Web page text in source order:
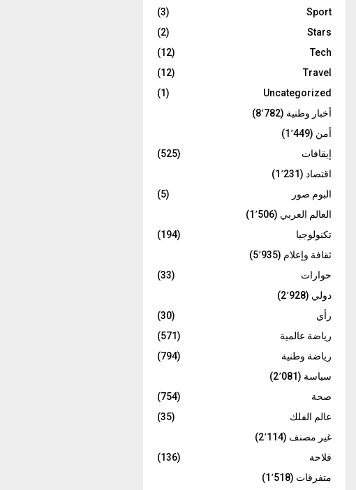
Sport
(3)
Stars
(2)
Tech
(12)
Travel
(12)
Uncategorized
(1)
أخبار وطنية (8٬782)
أمن (1٬449)
إيقافات
(525)
اقتصاد (1٬231)
البوم صور
(5)
العالم العربي (1٬506)
تكنولوجيا
(194)
ثقافة وإعلام (5٬935)
حوارات
(33)
دولي (2٬928)
رأي
(30)
رياضة عالمية
(571)
رياضة وطنية
(794)
سياسة (2٬081)
صحة
(754)
عالم الفلك
(35)
غير مصنف (2٬114)
فلاحة
(136)
متفرقات (1٬518)